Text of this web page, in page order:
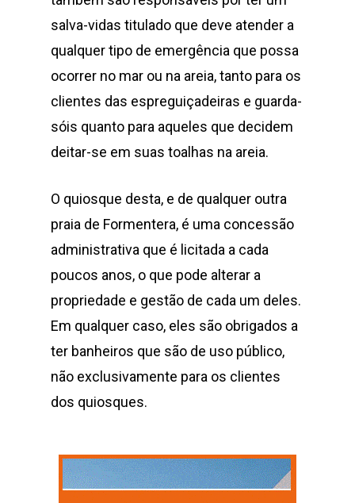
salva-vidas titulado que deve atender a
qualquer tipo de emergência que possa
ocorrer no mar ou na areia, tanto para os
clientes das espreguiçadeiras e guarda-
sóis quanto para aqueles que decidem
deitar-se em suas toalhas na areia.
O quiosque desta, e de qualquer outra
praia de Formentera, é uma concessão
administrativa que é licitada a cada
poucos anos, o que pode alterar a
propriedade e gestão de cada um deles.
Em qualquer caso, eles são obrigados a
ter banheiros que são de uso público,
não exclusivamente para os clientes
dos quiosques.